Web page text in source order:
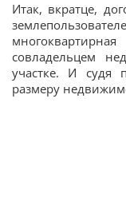
Итак, вкратце,
совладельцем
участке. И судя
размеру